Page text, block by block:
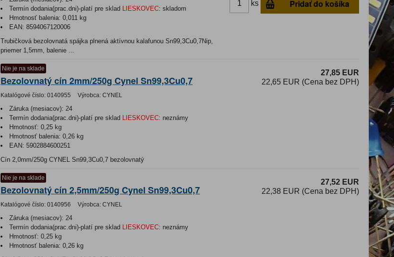
Termín dodania(prac.dni)-platí pre sklad LIESKOVEC: skladom
Hmotnosť balenia: 0,011 kg
EAN: 8594067120006
Trubičková bezolovnatá spájka plnená aktívnou kalafunou Sn99,3Cu0,7Nip,
priemer 1,5mm, balenie ...
ks Pridať do košíka
Nie je na sklade
Bezolovnatý cín 2mm/250g Cynel Sn99,3Cu0,7
Katalógové číslo: 0140955 Výrobca: CYNEL
Záruka (mesiacov): 24
Termín dodania(prac.dni)-platí pre sklad LIESKOVEC: neznámy
Hmotnosť: 0,25 kg
Hmotnosť balenia: 0,26 kg
EAN: 5902884600251
Cín 2,0mm/250g CYNEL Sn99,3Cu0,7 bezolovnatý
27,85 EUR
22,65 EUR (Cena bez DPH)
Nie je na sklade
Bezolovnatý cín 2,5mm/250g Cynel Sn99,3Cu0,7
Katalógové číslo: 0140956 Výrobca: CYNEL
Záruka (mesiacov): 24
Termín dodania(prac.dni)-platí pre sklad LIESKOVEC: neznámy
Hmotnosť: 0,25 kg
Hmotnosť balenia: 0,26 kg
27,52 EUR
22,38 EUR (Cena bez DPH)